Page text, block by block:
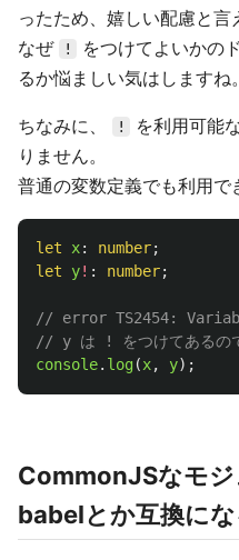
ったため、嬉しい配慮と言
なぜ
!
をつけてよいかの
るか悩ましい気はしますね。
ちなみに、 !
を利用可能
りません。
普通の変数定義でも利用で
let x: number;
let
y! : number;
// error TS2454:
// y は ! をつけてあるの
console. log(x, y);
CommonJSなモ
babelとか互換にな